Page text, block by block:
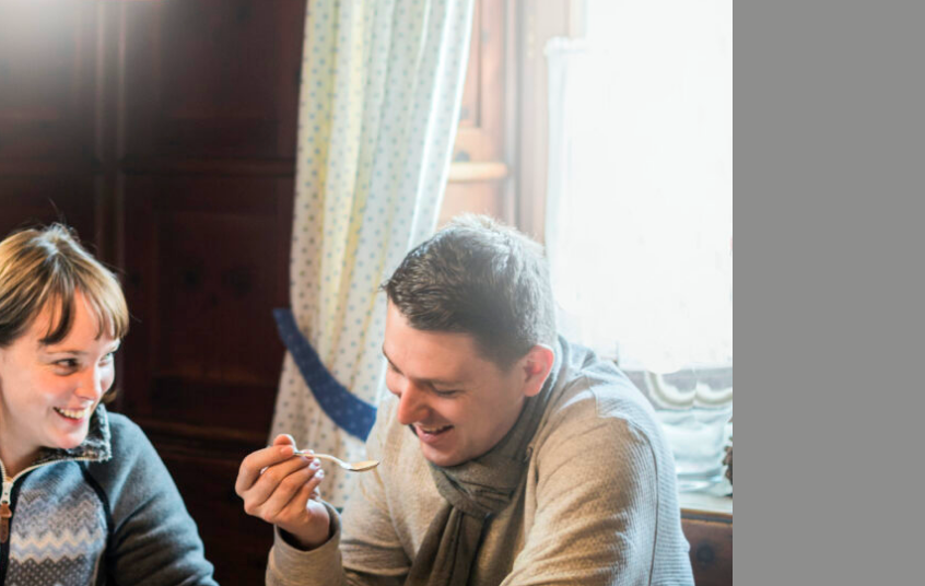
Vereinen und Musikkapellen, bietet der Umzug eine lebendige Darstellung
. Der Festzug beginnt um 14 Uhr auf der Hochtrasse.
DIE LANGE
IN LANDSBERG AM
sich die historische Altstadt von Landsberg am Lechin eine
einzigartige
Ecke, hinter jeder Türe gibt es Neues und Überraschendes zu
Malerei und Fotografie, Bildhauerei, Kunsthandwerk, aber auch
So unterschiedlich die Künstler und ihre Werke sind, so facettenreich
sie präsentiert werden. Gehen Sie auf Entdeckungsreise durch Ateliers,
lassen Sie sich von der Vielfalt begeistern.